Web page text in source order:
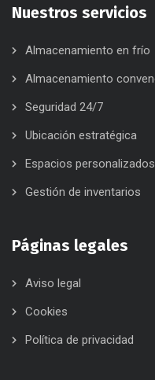
Nuestros servicios
Almacenamiento en frío
Almacenamiento
Seguridad 24/7
Ubicación estratégica
Espacios personalizados
Gestión de inventarios
Páginas legales
Aviso legal
Cookies
Política de privacidad